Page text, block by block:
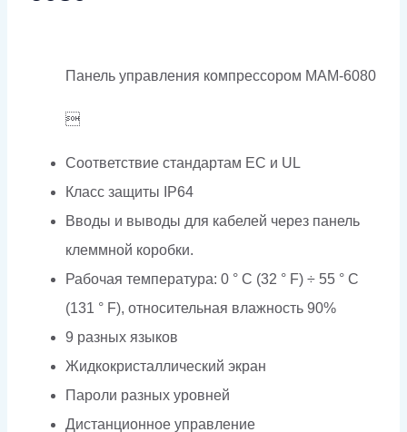
Панель управления компрессором MAM-6080

Соответствие стандартам EC и UL
Класс защиты IP64
Вводы и выводы для кабелей через панель
клеммной коробки.
Рабочая температура: 0 ° C (32 ° F) ÷ 55 ° C
(131 ° F), относительная влажность 90%
9 разных языков
Жидкокристаллический экран
Пароли разных уровней
Дистанционное управление